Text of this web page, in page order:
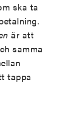
ska ta
är att
samma
tappa